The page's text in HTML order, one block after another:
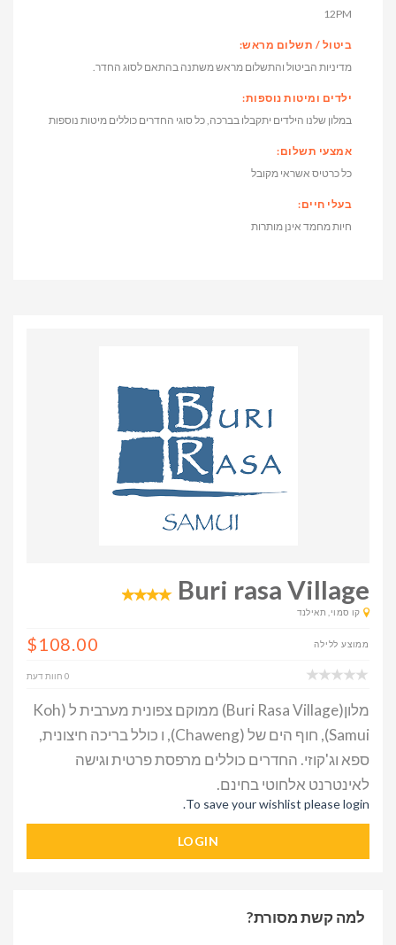
12PM
ביטול / תשלום מראש:
מדיניות הביטול והתשלום מראש משתנה בהתאם לסוג החדר.
ילדים ומיטות נוספות:
במלון שלנו הילדים יתקבלו בברכה, כל סוגי החדרים כוללים מיטות נוספות
אמצעי תשלום:
כל כרטיס אשראי מקובל
בעלי חיים:
חיות מחמד אינן מותרות
Buri rasa Village
קו סמוי, תאילנד
ממוצע ללילה $108.00
0 חוות דעת
מלון(Buri Rasa Village) ממוקם צפונית מערבית ל (Koh
Samui), חוף הים של (Chaweng), ו כולל בריכה חיצונית,
ספא וג'קוזי. החדרים כוללים מרפסת פרטית וגישה
לאינטרנט אלחוטי בחינם.
To save your wishlist please login.
LOGIN
למה קשת מסורת?